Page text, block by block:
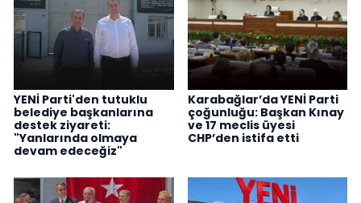
YENİ Parti'den tutuklu
belediye başkanlarına
destek ziyareti:
"Yanlarında olmaya
devam edeceğiz"
Karabağlar’da YENİ Parti
çoğunluğu: Başkan Kınay
ve 17 meclis üyesi
CHP’den istifa etti